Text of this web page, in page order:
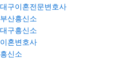
대구이혼전문변호사
부산흥신소
대구흥신소
이혼변호사
흥신소